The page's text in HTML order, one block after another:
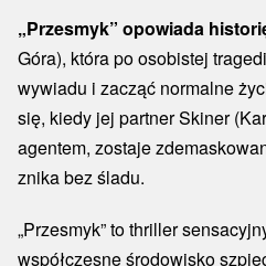
„Przesmyk” opowiada
Góra), która po osobistej
wywiadu i zacząć normalne
się, kiedy jej partner Skiner
agentem, zostaje
znika bez śladu.
„Przesmyk” to thriller
współczesne środowisko